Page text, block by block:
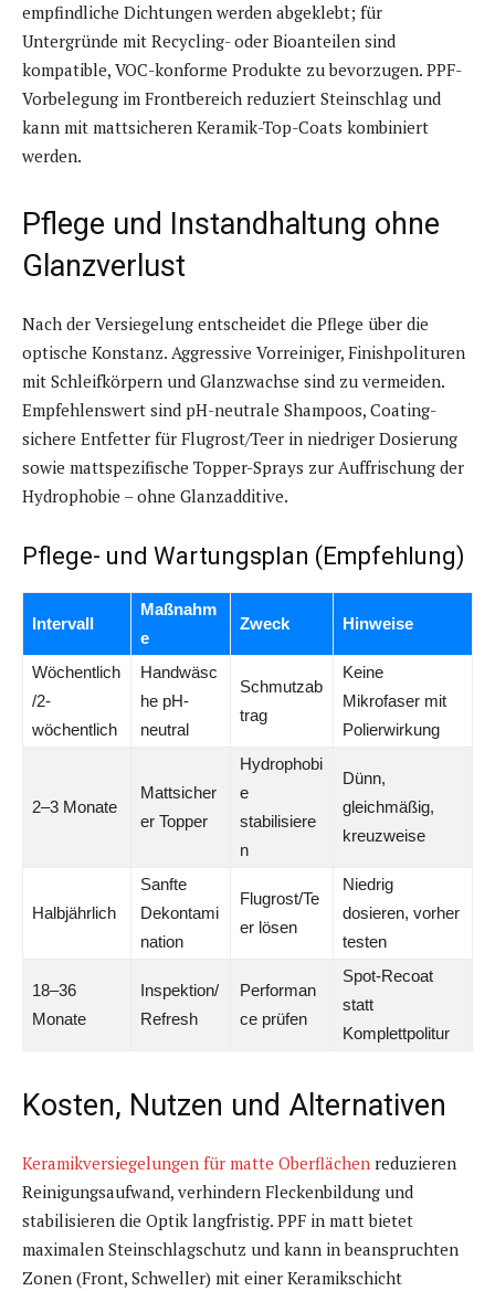
empfindliche Dichtungen werden abgeklebt; für
Untergründe mit Recycling- oder Bioanteilen sind
kompatible, VOC-konforme Produkte zu bevorzugen. PPF-
Vorbelegung im Frontbereich reduziert Steinschlag und
kann mit mattsicheren Keramik-Top-Coats kombiniert
werden.
Pflege und Instandhaltung ohne
Glanzverlust
Nach der Versiegelung entscheidet die Pflege über die
optische Konstanz. Aggressive Vorreiniger, Finishpolituren
mit Schleifkörpern und Glanzwachse sind zu vermeiden.
Empfehlenswert sind pH-neutrale Shampoos, Coating-
sichere Entfetter für Flugrost/Teer in niedriger Dosierung
sowie mattspezifische Topper-Sprays zur Auffrischung der
Hydrophobie – ohne Glanzadditive.
Pflege- und Wartungsplan (Empfehlung)
Intervall
Maßnahm
e
Zweck Hinweise
Wöchentlich
/2-
wöchentlich
Handwäsc
he pH-
neutral
Schmutzab
trag
Keine
Mikrofaser mit
Polierwirkung
2–3 Monate
Mattsicher
er Topper
Hydrophobi
e
stabilisiere
n
Dünn,
gleichmäßig,
kreuzweise
Halbjährlich
Sanfte
Dekontami
nation
Flugrost/Te
er lösen
Niedrig
dosieren, vorher
testen
18–36
Monate
Inspektion/
Refresh
Performan
ce prüfen
Spot-Recoat
statt
Komplettpolitur
Kosten, Nutzen und Alternativen
Keramikversiegelungen für matte Oberflächen reduzieren
Reinigungsaufwand, verhindern Fleckenbildung und
stabilisieren die Optik langfristig. PPF in matt bietet
maximalen Steinschlagschutz und kann in beanspruchten
Zonen (Front, Schweller) mit einer Keramikschicht